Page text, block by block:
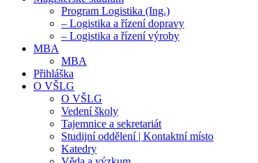
Program Logistika (Ing.)
– Logistika a řízení dopravy
– Logistika a řízení výroby
MBA
MBA
Přihláška
O VŠLG
O VŠLG
Vedení školy
Tajemnice a sekretariát
Studijní oddělení | Kontaktní místo
Katedry